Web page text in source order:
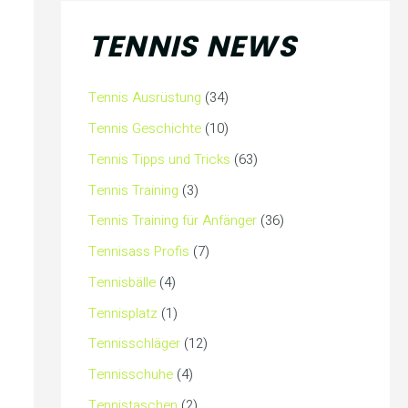
TENNIS NEWS
Tennis Ausrüstung (34)
Tennis Geschichte(10)
Tennis Tipps und Tricks (63)
Tennis Training (3)
Tennis Training für Anfänger(36)
Tennisass Profis (7)
Tennisbälle(4)
Tennisplatz(1)
Tennisschläger(12)
Tennisschuhe(4)